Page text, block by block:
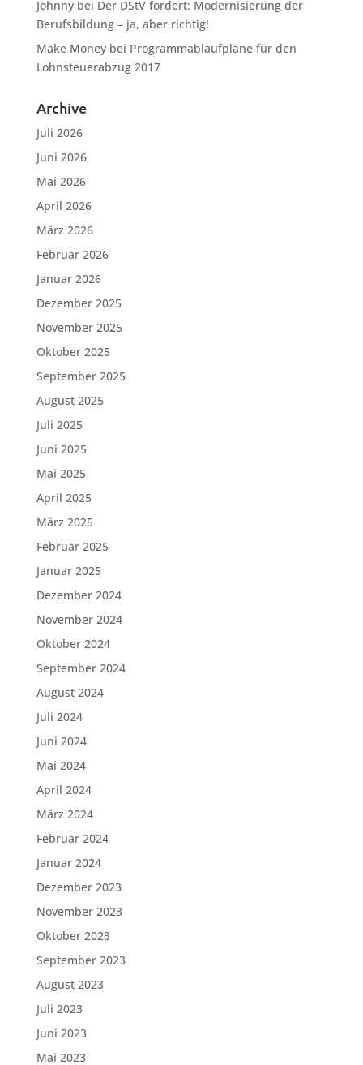
Johnnybei Der DStV fordert: Modernisierung der
Berufsbildung – ja, aber richtig!
Make Moneybei Programmablaufpläne für den
Lohnsteuerabzug 2017
Archive
Juli 2026
Juni 2026
Mai 2026
April 2026
März 2026
Februar 2026
Januar 2026
Dezember 2025
November 2025
Oktober 2025
September 2025
August 2025
Juli 2025
Juni 2025
Mai 2025
April 2025
März 2025
Februar 2025
Januar 2025
Dezember 2024
November 2024
Oktober 2024
September 2024
August 2024
Juli 2024
Juni 2024
Mai 2024
April 2024
März 2024
Februar 2024
Januar 2024
Dezember 2023
November 2023
Oktober 2023
September 2023
August 2023
Juli 2023
Juni 2023
Mai 2023